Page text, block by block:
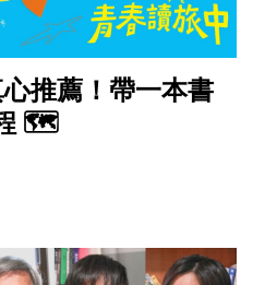
推薦！帶一本書
程 🗺️